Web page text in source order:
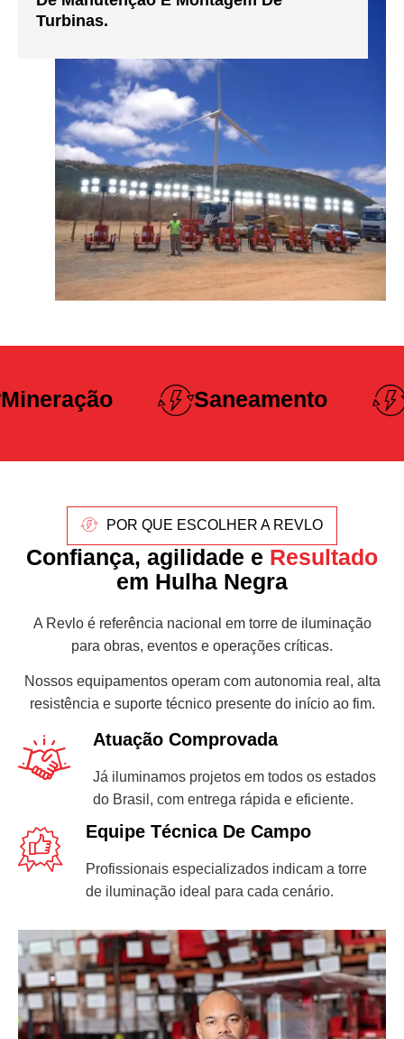
Turbinas.
Saneamento
Construção
Pesada
POR QUE ESCOLHER A REVLO
Confiança, agilidade e Resultado
em Hulha Negra
A Revlo é referência nacional em torre de iluminação
para obras, eventos e operações críticas.
Nossos equipamentos operam com autonomia real, alta
resistência e suporte técnico presente do início ao fim.
Atuação Comprovada
Já iluminamos projetos em todos os estados
do Brasil, com entrega rápida e eficiente.
Equipe Técnica De Campo
Profissionais especializados indicam a torre
de iluminação ideal para cada cenário.